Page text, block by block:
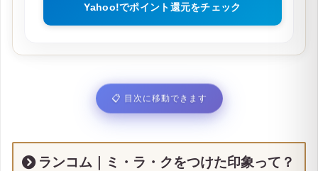
Yahoo!でポイント還元をチェック
📋 目次に移動できます
ランコム｜ミ・ラ・クをつけた印象って？